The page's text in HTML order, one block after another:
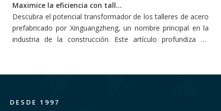
Maximice la eficiencia con talleres de acero prefabricado
Descubra el potencial transformador de los talleres de acero
prefabricado por Xinguangzheng, un nombre principal en la
industria de la construcción. Este artículo profundiza en
sostenibilidad.
DESDE 1997